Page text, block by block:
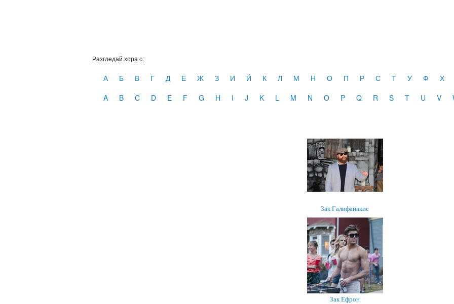
Разгледай хора с:
А Б В Г Д Е Ж З И Й К Л М Н О П Р С Т У Ф Х
A
B C D E F G H I J K L M N O P Q R S T U V
Зак Галифанакис
Зак Ефрон